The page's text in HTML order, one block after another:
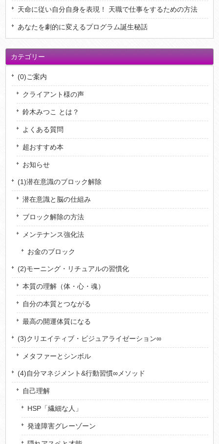
天命に従い自分自身を表現！ 天職で仕事をするための方法
あなたを劇的に変えるプログラム誕生秘話
カテゴリー
(0)ご案内
クライアント様の声
鈴木みつこ とは？
よくある質問
超おすすめ本
お知らせ
(1)潜在意識のブロック解除
潜在意識と脳の仕組み
ブロック解除の方法
メンテナンス強化法
お金のブロック
(2)モーニング・リチュアルの習慣化
本質の理解（体・心・魂）
自分の本質とつながる
最高の開運体質になる
(3)クリエイティブ・ビジュアライゼーション∞
メタファーとシンボル
(4)自分マネジメント&行動習慣∞メソッド
自己理解
HSP「繊細な人」
発達障害グレーゾーン